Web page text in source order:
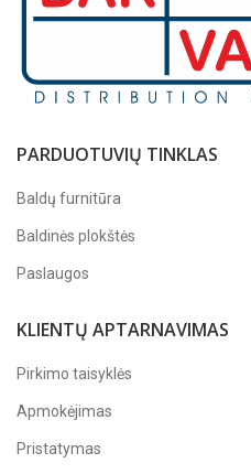
PARDUOTUVIŲ TINKLAS
Baldų furnitūra
Baldinės plokštės
Paslaugos
KLIENTŲ APTARNAVIMAS
Pirkimo taisyklės
Apmokėjimas
Pristatymas